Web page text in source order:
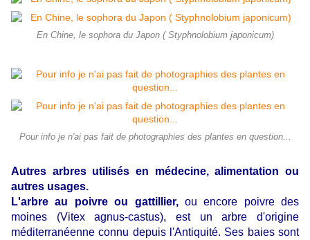
En Chine, le sophora du Japon ( Styphnolobium japonicum)
Pour info je n'ai pas fait de photographies des plantes en question...
Autres arbres utilisés en médecine, alimentation ou
autres usages.
L'arbre au poivre ou gattillier,ou encore poivre des
moines (Vitex agnus-castus), est un arbre d'origine
méditerranéenne connu depuis l'Antiquité. Ses baies sont